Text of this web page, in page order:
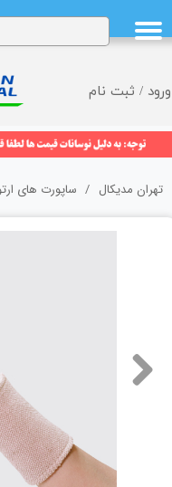
ورود / ثبت نام
حساب کاربری من
تغییر گذر واژه
خروج از حساب کاربری
تهران مدیکال ساپورت های